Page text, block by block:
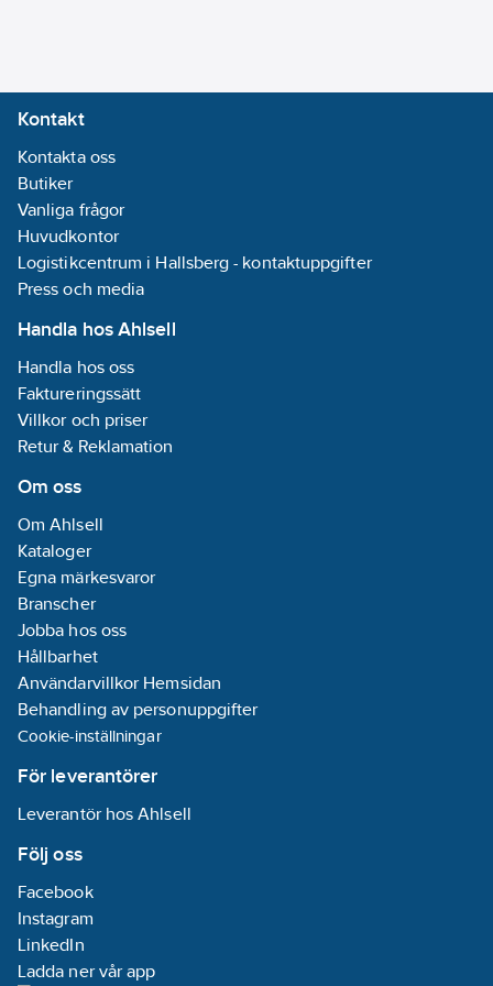
garantirätten.
Dessutom riskeras åtal
för miljöbrott.
Kemikalieinspektionen
är ansvarig
tillsynsmyndighet
Artikelnummer: 7130697
Materialklass RV2040
Kontakt
Kontakta oss
Butiker
Vanliga frågor
Huvudkontor
Logistikcentrum i Hallsberg - kontaktuppgifter
Press och media
Handla hos Ahlsell
Handla hos oss
Faktureringssätt
Villkor och priser
Retur & Reklamation
Om oss
Om Ahlsell
Kataloger
Egna märkesvaror
Branscher
Jobba hos oss
Hållbarhet
Användarvillkor Hemsidan
Behandling av personuppgifter
Cookie-inställningar
För leverantörer
Leverantör hos Ahlsell
Följ oss
Facebook
Instagram
LinkedIn
Ladda ner vår app